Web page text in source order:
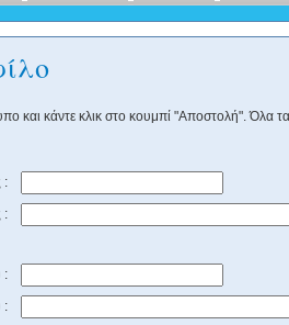
και κάντε κλικ στο κουμπί "Αποστολή". Όλα
:
:
:
: